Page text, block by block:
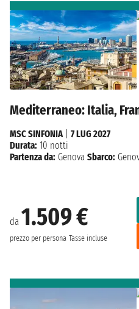
Mediterraneo: Italia,
da 1.509 €
prezzo per persona Tasse incluse
MSC SINFONIA| 7 LUG 2027
Durata: 10 notti
Partenza da: Genova Sbarco: